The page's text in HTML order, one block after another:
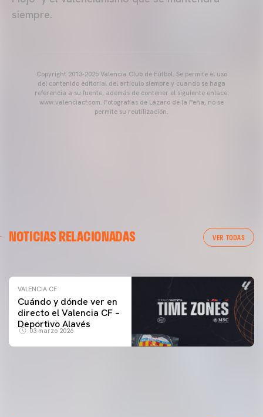
siempre.
Copyright 2013-2025 Valencia Club de Fútbol. Se permite el uso
del contenido editorial del artículo siempre y cuando se haga
referencia a su fuente, además de contener el siguiente enlace:
www.valenciacf.com. Fotografías de Lázaro de la Peña, no se
permite su reutilización.
NOTICIAS RELACIONADAS VER TODAS
ENTRENAMIENTO DEL VALENCIA CF 04/03/26
VALENCIA CF
Cuándo y dónde ver en
directo el Valencia CF –
Deportivo Alavés
03 marzo 2026